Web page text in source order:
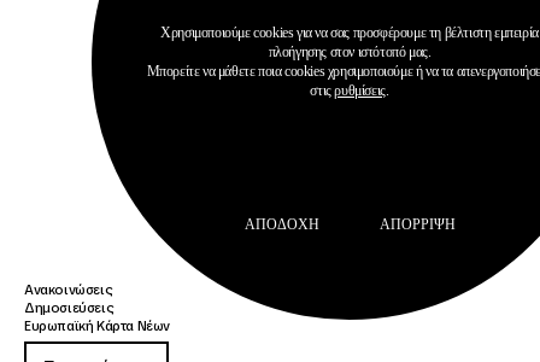
Ανακοινώσεις
Δημοσιεύσεις
Ευρωπαϊκή Κάρτα Νέων
Χρησιμοποιούμε cookies για να σας προσφέρουμε τη βέλτιστη εμπειρία
πλοήγησης στον ιστότοπό μας.
Μπορείτε να μάθετε ποια cookies χρησιμοποιούμε ή να τα
στιςρυθμίσεις.
ΑΠΟΔΟΧΉ ΑΠΌΡΡΙΨΗ